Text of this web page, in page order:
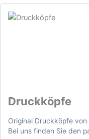
Druckköpfe
Original Druckköpfe von
Bei uns finden Sie den